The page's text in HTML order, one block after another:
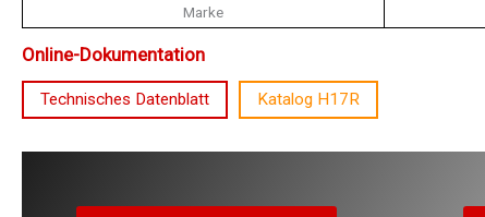
Marke
Online-Dokumentation
Technisches Datenblatt Katalog H17R